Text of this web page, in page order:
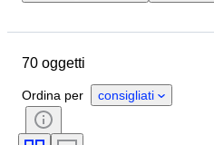
Condizioni
Formato della bottiglia
Regione vinicola
Livello di riempimento del vino
70 oggetti
Ordina per consigliati